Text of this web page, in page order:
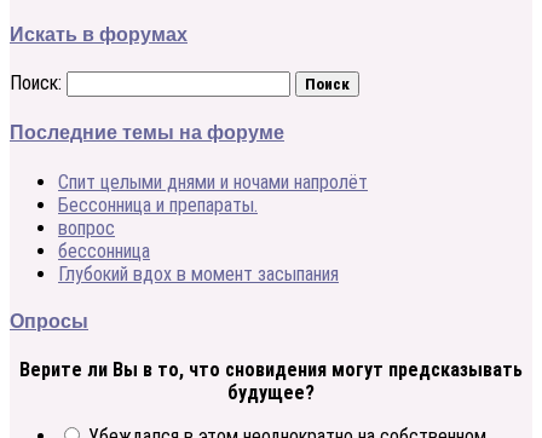
Искать в форумах
Поиск:
Последние темы на форуме
Спит целыми днями и ночами напролёт
Бессонница и препараты.
вопрос
бессонница
Глубокий вдох в момент засыпания
Опросы
Верите ли Вы в то, что сновидения могут предсказывать
будущее?